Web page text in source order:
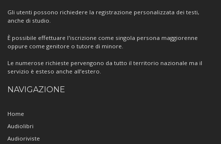
Gli utenti possono richiedere la registrazione personalizzata dei testi,
anche di studio.
È possibile effettuare l'iscrizione come singola persona maggiorenne
oppure come genitore o tutore di minore.
Le numerose richieste pervengono da tutto il territorio nazionale ma il
servizio è esteso anche all’estero.
NAVIGAZIONE
Home
Audiolibri
Audioriviste